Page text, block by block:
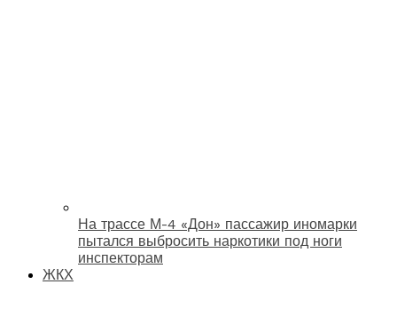
На трассе М-4 «Дон» пассажир иномарки
пытался выбросить наркотики под ноги
инспекторам
ЖКХ